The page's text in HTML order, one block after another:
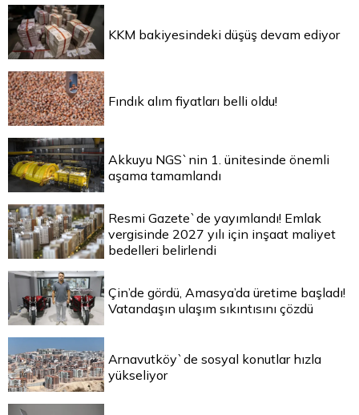
KKM bakiyesindeki düşüş devam ediyor
Fındık alım fiyatları belli oldu!
Akkuyu NGS`nin 1. ünitesinde önemli
aşama tamamlandı
Resmi Gazete`de yayımlandı! Emlak
vergisinde 2027 yılı için inşaat maliyet
bedelleri belirlendi
Çin’de gördü, Amasya’da üretime başladı!
Vatandaşın ulaşım sıkıntısını çözdü
Arnavutköy`de sosyal konutlar hızla
yükseliyor